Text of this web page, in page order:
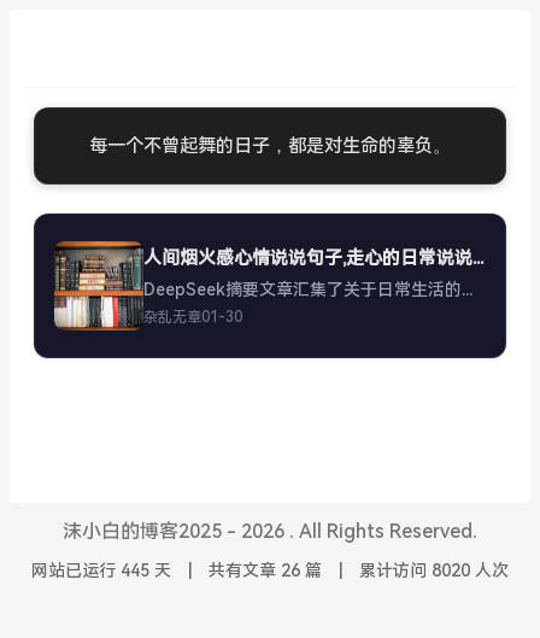
每一个不曾起舞的日子，都是对生命的辜负。
人间烟火感心情说说句子,走心的日常说说短句大全
DeepSeek摘要文章汇集了关于日常生活的温馨短句，强调在平凡中感受幸福、活在当下、珍惜小美好，倡导以平和心态接纳生活，追求内心的安宁与快乐。人间烟火感心情说说句子,走心的日常说说短句大全日子慢慢过...
杂乱无章01-30
沫小白的博客2025 - 2026 . All Rights Reserved.
网站已运行 445 天 共有文章 26 篇 累计访问 8020 人次